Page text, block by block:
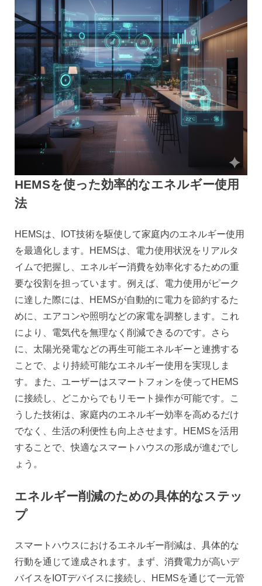
HEMSを使った効率的なエネルギー使用
法
HEMSは、IOT技術を駆使して家庭内のエネルギー使用
を最適化します。HEMSは、電力使用状況をリアルタ
イムで把握し、エネルギー消費を効率化するための重
要な役割を担っています。例えば、電力使用がピーク
に達した際には、HEMSが自動的に電力を節約するた
めに、エアコンや照明などの家電を調整します。これ
により、電気代を無理なく削減できるのです。さら
に、太陽光発電などの再生可能エネルギーと連携する
ことで、より持続可能なエネルギー使用を実現しま
す。また、ユーザーはスマートフォンを使ってHEMS
に接続し、どこからでもリモート操作が可能です。こ
うした技術は、家庭内のエネルギー効率を高めるだけ
でなく、生活の利便性も向上させます。HEMSを活用
することで、快適なスマートハウスの形成が進むでし
ょう。
エネルギー削減のための具体的なステッ
プ
スマートハウスにおけるエネルギー削減は、具体的な
行動を通じて達成されます。まず、消費電力が高いデ
バイスをIOTデバイスに接続し、HEMSを通じて一元管